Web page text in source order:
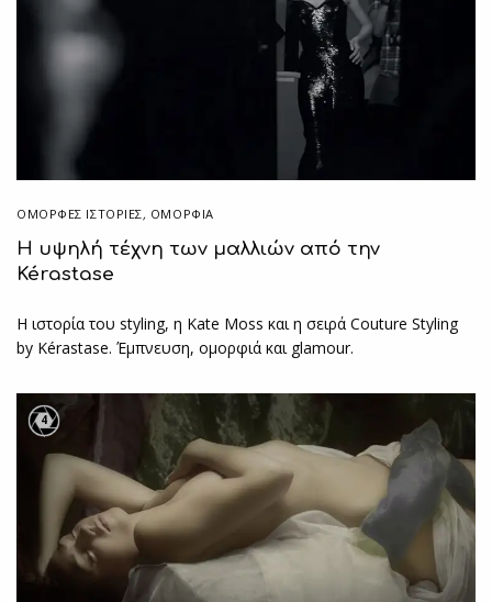
ΌΜΟΡΦΕΣ ΙΣΤΟΡΊΕΣ, ΟΜΟΡΦΙΑ
H υψηλή τέχνη των μαλλιών από την
Kérastase
Η ιστορία του styling, η Kate Moss και η σειρά Couture Styling
by Kérastase. Έμπνευση, ομορφιά και glamour.
4